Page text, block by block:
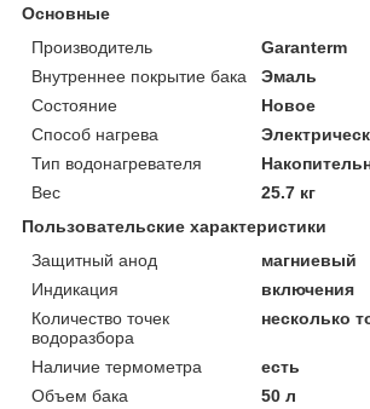
Основные
Производитель
Garanterm
Внутреннее покрытие бака
Эмаль
Состояние
Новое
Способ нагрева
Тип водонагревателя
Вес
25.7 кг
Пользовательские характеристики
Защитный анод
магниевый
Индикация
включения
Количество точек
водоразбора
несколько
Наличие термометра
есть
Объем бака
50 л